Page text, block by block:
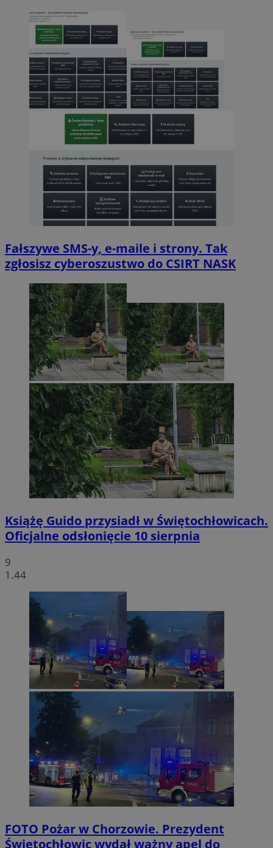
Fałszywe SMS-y, e-maile i strony. Tak
zgłosisz cyberoszustwo do CSIRT NASK
Książę Guido przysiadł w Świętochłowicach.
Oficjalne odsłonięcie 10 sierpnia
9
1.44
FOTO Pożar w Chorzowie. Prezydent
Świętochłowic wydał ważny apel do